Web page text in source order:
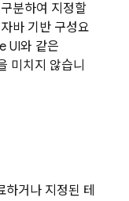
분하여 지정할
바 기반 구성요
UI와 같은
미치지 않습니
거나 지정된 테